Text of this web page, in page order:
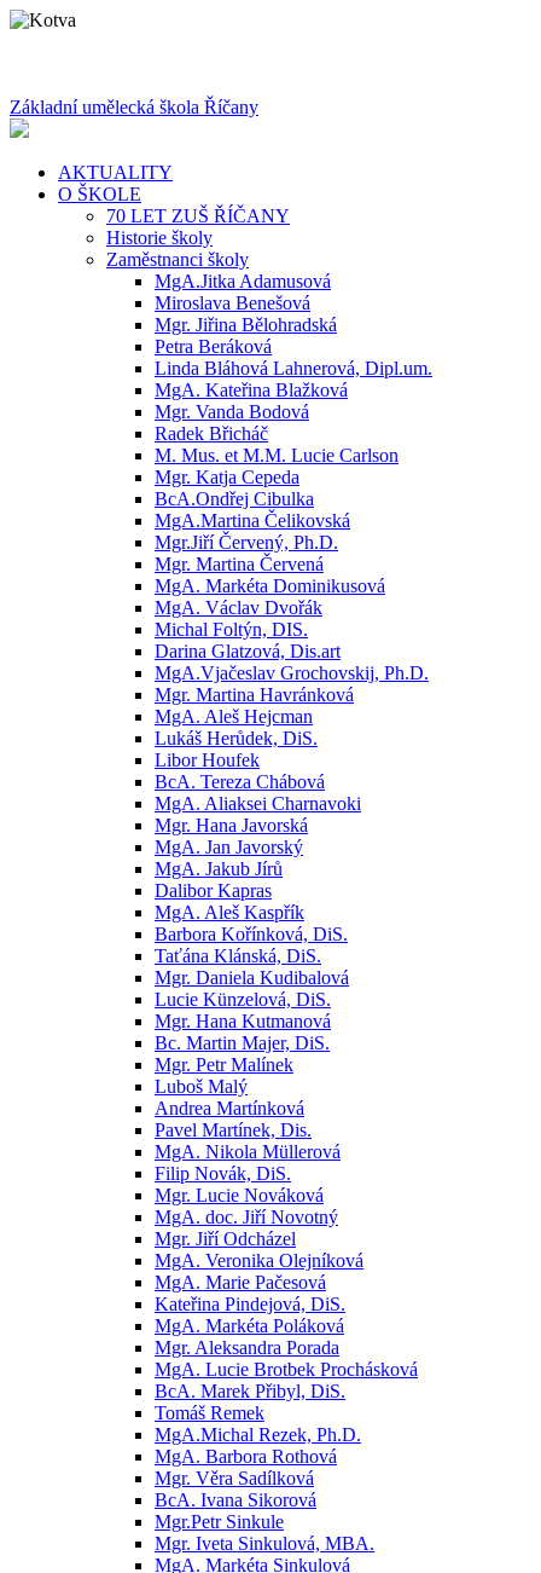
Základní umělecká škola Říčany
AKTUALITY
O ŠKOLE
70 LET ZUŠ ŘÍČANY
Historie školy
Zaměstnanci školy
MgA.Jitka Adamusová
Miroslava Benešová
Mgr. Jiřina Bělohradská
Petra Beráková
Linda Bláhová Lahnerová, Dipl.um.
MgA. Kateřina Blažková
Mgr. Vanda Bodová
Radek Břicháč
M. Mus. et M.M. Lucie Carlson
Mgr. Katja Cepeda
BcA.Ondřej Cibulka
MgA.Martina Čelikovská
Mgr.Jiří Červený, Ph.D.
Mgr. Martina Červená
MgA. Markéta Dominikusová
MgA. Václav Dvořák
Michal Foltýn, DIS.
Darina Glatzová, Dis.art
MgA.Vjačeslav Grochovskij, Ph.D.
Mgr. Martina Havránková
MgA. Aleš Hejcman
Lukáš Herůdek, DiS.
Libor Houfek
BcA. Tereza Chábová
MgA. Aliaksei Charnavoki
Mgr. Hana Javorská
MgA. Jan Javorský
MgA. Jakub Jírů
Dalibor Kapras
MgA. Aleš Kaspřík
Barbora Kořínková, DiS.
Taťána Klánská, DiS.
Mgr. Daniela Kudibalová
Lucie Künzelová, DiS.
Mgr. Hana Kutmanová
Bc. Martin Majer, DiS.
Mgr. Petr Malínek
Luboš Malý
Andrea Martínková
Pavel Martínek, Dis.
MgA. Nikola Müllerová
Filip Novák, DiS.
Mgr. Lucie Nováková
MgA. doc. Jiří Novotný
Mgr. Jiří Odcházel
MgA. Veronika Olejníková
MgA. Marie Pačesová
Kateřina Pindejová, DiS.
MgA. Markéta Poláková
Mgr. Aleksandra Porada
MgA. Lucie Brotbek Prochásková
BcA. Marek Přibyl, DiS.
Tomáš Remek
MgA.Michal Rezek, Ph.D.
MgA. Barbora Rothová
Mgr. Věra Sadílková
BcA. Ivana Sikorová
Mgr.Petr Sinkule
Mgr. Iveta Sinkulová, MBA.
MgA. Markéta Sinkulová